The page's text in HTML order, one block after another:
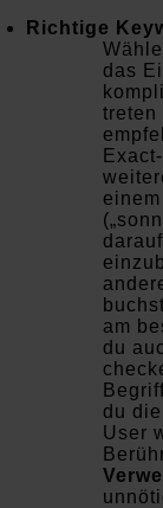
Richtige
das
treten
am
du
du
User